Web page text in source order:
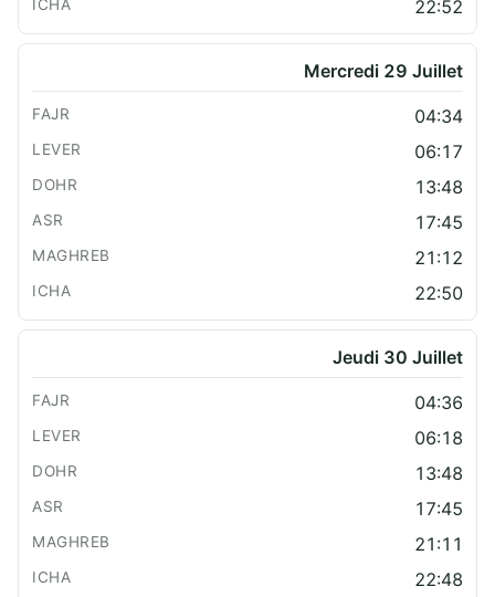
22:52
Mercredi 29 Juillet
04:34
06:17
13:48
17:45
21:12
22:50
Jeudi 30 Juillet
04:36
06:18
13:48
17:45
21:11
22:48